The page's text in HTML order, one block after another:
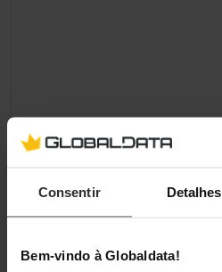
Consentir Detalhes
Bem-vindo à Globaldata!